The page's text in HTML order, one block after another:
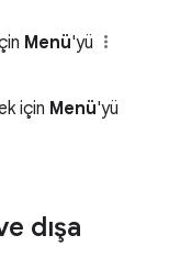
Menü'yü
için Menü'yü
dışa